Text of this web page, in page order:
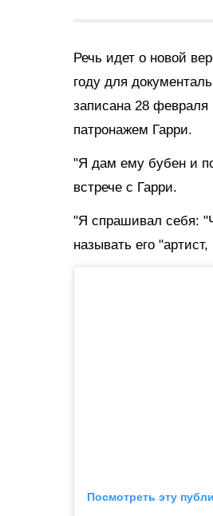
Речь идет о новой
году для
записана 28
патронажем Гарри.
"Я дам ему бубен и
встрече с Гарри.
"Я спрашивал себя:
называть его
Посмотреть эту